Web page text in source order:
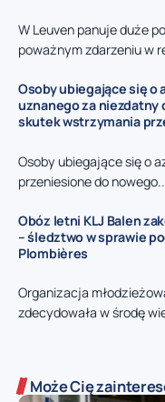
W Leuven panuje duże
poważnym zdarzeniu w
Osoby ubiegające się o
uznanego za niezdatny
skutek wstrzymania
Osoby ubiegające się o
przeniesione do
Obóz letni KLJ Balen
– śledztwo w sprawie
Plombières
Organizacja
zdecydowała w środę
Może Cię